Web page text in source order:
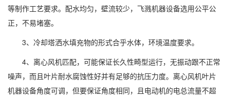
等制作工艺要求。配水均匀，壁流较少，飞溅机器设备选用公平公
正，不易堵塞。
3、冷却塔洒水填充物的形式合乎水体，环境温度要求。
4、离心风机匹配，可能保证长久性畸型运行，无振动跟不正常
噪声，而且叶片耐水腐蚀性好并有足够的抗压力度。离心风机叶片
机器设备角度可调，但要保证角度相同，且电动机的电总流量不超